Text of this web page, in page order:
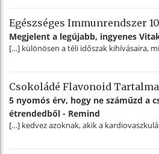
Egészséges Immunrendszer
Megjelent a legújabb, ingyenes
[…] különösen a téli időszak kihívásaira,
Csokoládé Flavonoid Tartalma
5 nyomós érv, hogy ne száműzd a
étrendedből - Remind
[…] kedvez azoknak, akik a